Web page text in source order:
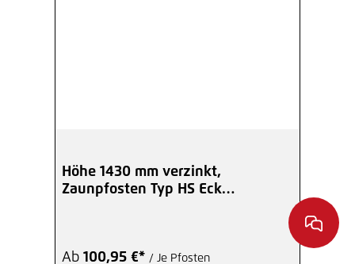
Höhe 1430 mm verzinkt,
Zaunpfosten Typ HS Eck
Ab 100,95 €* / Je Pfosten